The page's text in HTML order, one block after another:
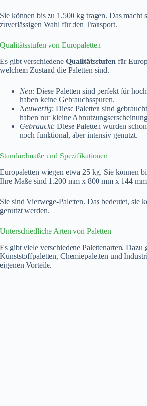
Sie können bis zu 1.500 kg tragen. Das macht
zuverlässigen Wahl für den Transport.
Qualitätsstufen von Europaletten
Es gibt verschiedene Qualitätsstufen für
welchem Zustand die Paletten sind.
Neu: Diese Paletten sind perfekt für
haben keine Gebrauchsspuren.
Neuwertig: Diese Paletten sind
haben nur kleine
Gebraucht: Diese Paletten wurden
noch funktional, aber intensiv genutzt.
Standardmaße und Spezifikationen
Europaletten wiegen etwa 25 kg. Sie können
Ihre Maße sind 1.200 mm x 800 mm x 144
Sie sind Vierwege-Paletten. Das bedeutet, sie
genutzt werden.
Unterschiedliche Arten von Paletten
Es gibt viele verschiedene Palettenarten. Dazu
Kunststoffpaletten, Chemiepaletten und
eigenen Vorteile.